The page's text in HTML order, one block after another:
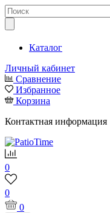
Каталог
Личный кабинет
Сравнение
Избранное
Корзина
Контактная информация
0
0
0